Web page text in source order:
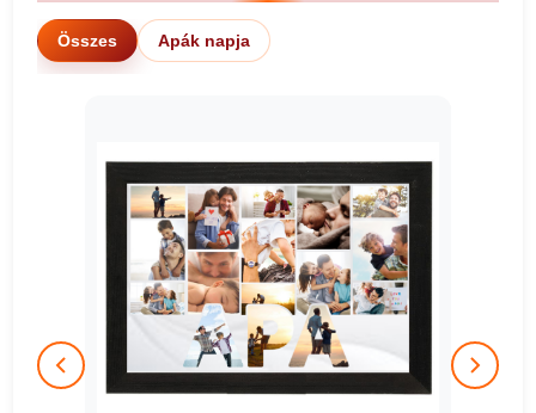
Összes Apák napja